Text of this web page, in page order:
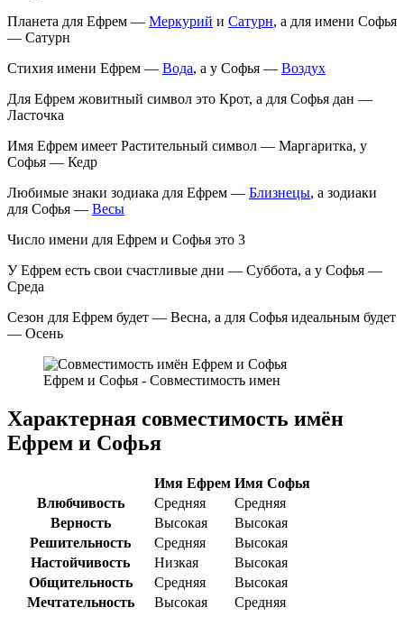
Планета для Ефрем — Меркурий и Сатурн, а для имени Софья
— Сатурн
Стихия имени Ефрем — Вода, а у Софья — Воздух
Для Ефрем жовитный символ это Крот, а для Софья дан —
Ласточка
Имя Ефрем имеет Растительный символ — Маргаритка, у
Софья — Кедр
Любимые знаки зодиака для Ефрем — Близнецы, а зодиаки
для Софья — Весы
Число имени для Ефрем и Софья это 3
У Ефрем есть свои счастливые дни — Суббота, а у Софья —
Среда
Сезон для Ефрем будет — Весна, а для Софья идеальным будет
— Осень
Ефрем и Софья - Совместимость имен
Характерная совместимость имён
Ефрем и Софья
Имя Ефрем Имя Софья
Влюбчивость
Средняя
Средняя
Верность
Высокая
Высокая
Решительность
Средняя
Высокая
Настойчивость
Низкая
Высокая
Общительность
Средняя
Высокая
Мечтательность
Высокая
Средняя